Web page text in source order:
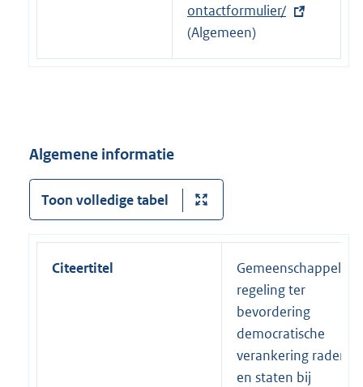
t
e
r
k
ontactformulier/
(Algemeen)
Algemene informatie
Toon volledige tabel
Citeertitel
Gemeenschappelijke
regeling ter
bevordering
democratische
verankering raden
en staten bij